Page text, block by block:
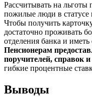
Рассчитывать на
пожилые люди в статусе
Чтобы получить
достаточно проживать
отделения банка и
Пенсионерам
поручителей, справок и
гибкие процентные
Выводы